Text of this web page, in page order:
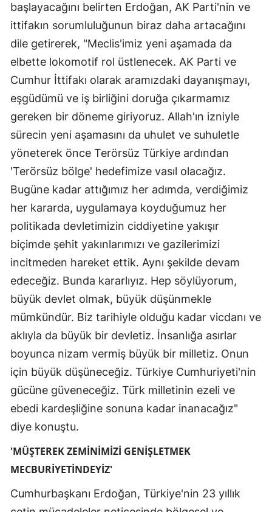
başlayacağını belirten Erdoğan, AK Parti'nin ve
ittifakın sorumluluğunun biraz daha artacağını
dile getirerek, "Meclis'imiz yeni aşamada da
elbette lokomotif rol üstlenecek. AK Parti ve
Cumhur İttifakı olarak aramızdaki dayanışmayı,
eşgüdümü ve iş birliğini doruğa çıkarmamız
gereken bir döneme giriyoruz. Allah'ın izniyle
sürecin yeni aşamasını da uhulet ve suhuletle
yöneterek önce Terörsüz Türkiye ardından
'Terörsüz bölge' hedefimize vasıl olacağız.
Bugüne kadar attığımız her adımda, verdiğimiz
her kararda, uygulamaya koyduğumuz her
politikada devletimizin ciddiyetine yakışır
biçimde şehit yakınlarımızı ve gazilerimizi
incitmeden hareket ettik. Aynı şekilde devam
edeceğiz. Bunda kararlıyız. Hep söylüyorum,
büyük devlet olmak, büyük düşünmekle
mümkündür. Biz tarihiyle olduğu kadar vicdanı ve
aklıyla da büyük bir devletiz. İnsanlığa asırlar
boyunca nizam vermiş büyük bir milletiz. Onun
için büyük düşüneceğiz. Türkiye Cumhuriyeti'nin
gücüne güveneceğiz. Türk milletinin ezeli ve
ebedi kardeşliğine sonuna kadar inanacağız"
diye konuştu.
'MÜŞTEREK ZEMİNİMİZİ GENİŞLETMEK
MECBURİYETİNDEYİZ'
Cumhurbaşkanı Erdoğan, Türkiye'nin 23 yıllık